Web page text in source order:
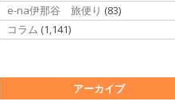
e-na伊那谷 旅便り (83)
コラム (1,141)
アーカイブ